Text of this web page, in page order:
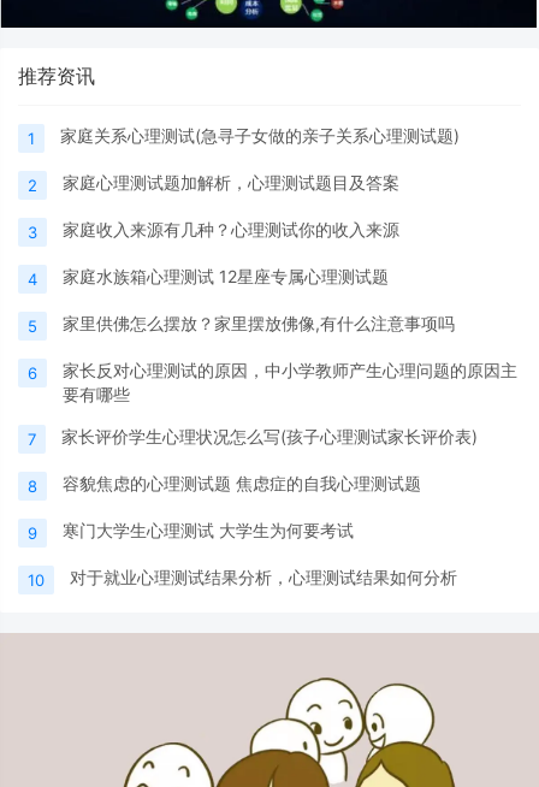
推荐资讯
1 家庭关系心理测试(急寻子女做的亲子关系心理测试题)
2 家庭心理测试题加解析，心理测试题目及答案
3 家庭收入来源有几种？心理测试你的收入来源
4 家庭水族箱心理测试 12星座专属心理测试题
5 家里供佛怎么摆放？家里摆放佛像,有什么注意事项吗
6
家长反对心理测试的原因，中小学教师产生心理问题的原因主
要有哪些
7 家长评价学生心理状况怎么写(孩子心理测试家长评价表)
8 容貌焦虑的心理测试题 焦虑症的自我心理测试题
9 寒门大学生心理测试 大学生为何要考试
10 对于就业心理测试结果分析，心理测试结果如何分析